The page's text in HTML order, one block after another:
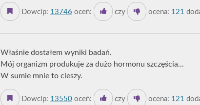
Dowcip: 13746 oceń: czy ocena: 121
Właśnie dostałem wyniki badań.
Mój organizm produkuje za dużo hormonu szczęścia...
W sumie mnie to cieszy.
Dowcip: 13550 oceń: czy ocena: 121